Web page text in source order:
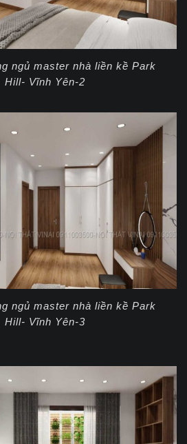
ngủ master nhà liền kề Park
Hill- Vĩnh Yên-2
ngủ master nhà liền kề Park
Hill- Vĩnh Yên-3